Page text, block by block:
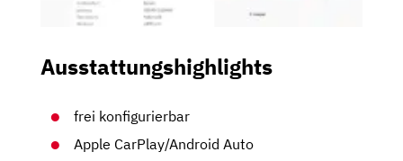
Ausstattungshighlights
frei konfigurierbar
Apple CarPlay/Android Auto